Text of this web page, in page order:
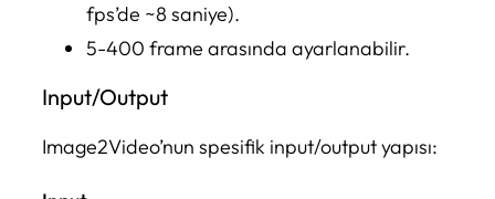
fps’de ~8 saniye).
5-400 frame arasında ayarlanabilir.
Input/Output
Image2Video’nun spesifik input/output yapısı: